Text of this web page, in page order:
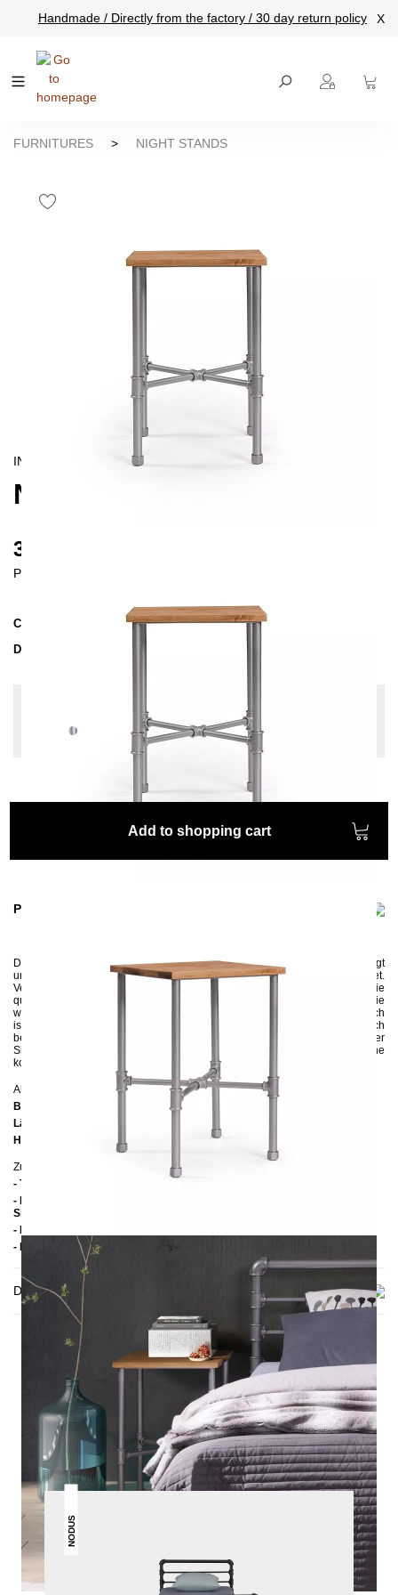
content
Handmade / Directly from the factory / 30 day return policy X
FURNITURES > NIGHT STANDS
INDUSTRIAL
NODUS BEDSIDE TABLE
345 €
Prices incl. VAT
Collection
NODUS
Delivery Time
2-3 weeks | del. 20. Aug - 27. Aug
Change configuration
Add to shopping cart
Product information
Der Nachttisch NODUSwird ausWasserrohren und Rohrverbindern gefertigt
und ist
nicht nur für ein Schlafzimmer eines Hobby-Klemp­ners geeignet.
Verpasse Deinem Schlafzimmer einen Industrial Look! Die
quadratische
Ablage aus Eichenholz bietet genugend Platz um
die
wichtigsten Objekte nachts griffbereit zur Hand zu haben. Der Nachttisch
ist sehr praktisch und eine
ideale Ergänzung zu jedem Bett. Der kleine Tisch
bekommt eine umweltfreundliche Pulverbeschichtung in Schwarz, Weiß oder
Silber. Solltes Du eine andere Farbe wünschen kannst Du uns gerne
kontaktieren.
Abmessungen
Breite:
Länge:
Höhe:
Zusätzliche Informationen
- Tischplatte: Eiche
- Pulverbeschichteter Stahl (Schwarz: Strukturfarbe matt; Weiß und
Silber: glatte Farbe halbmatt)
- Handmade
- Lieferzustand: Montiert
Delivery
THIS MAY INTREST YOU
NODUS